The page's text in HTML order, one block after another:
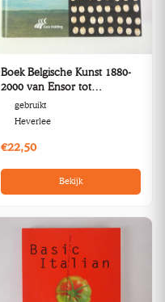
Boek Belgische Kunst 1880-
2000 van Ensor tot
Panamarenko
gebruikt
Heverlee
€22,50
Bekijk